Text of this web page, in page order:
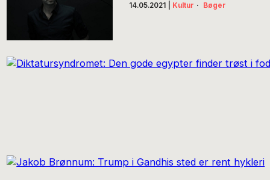
14.05.2021 Kultur · Bøger